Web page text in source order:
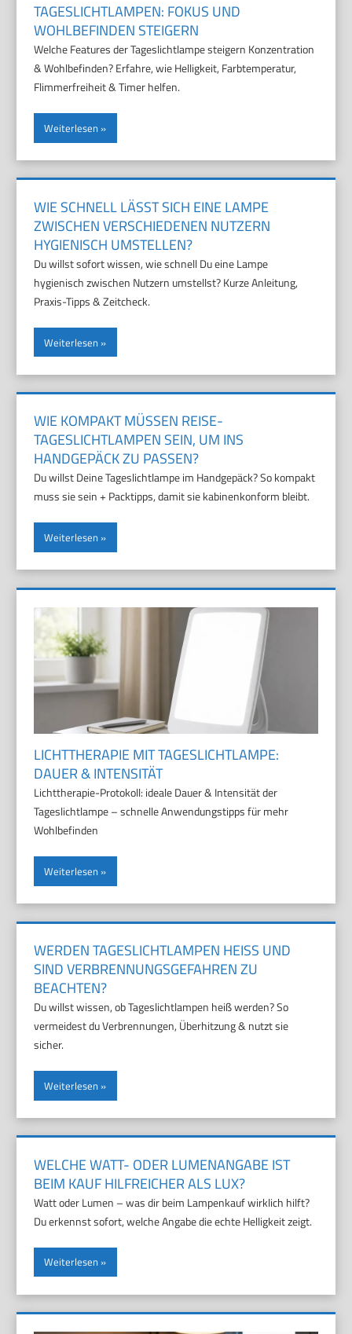
TAGESLICHTLAMPEN: FOKUS UND
WOHLBEFINDEN STEIGERN
Welche Features der Tageslichtlampe steigern Konzentration
& Wohlbefinden? Erfahre, wie Helligkeit, Farbtemperatur,
Flimmerfreiheit & Timer helfen.
Weiterlesen
WIE SCHNELL LÄSST SICH EINE LAMPE
ZWISCHEN VERSCHIEDENEN NUTZERN
HYGIENISCH UMSTELLEN?
Du willst sofort wissen, wie schnell Du eine Lampe
hygienisch zwischen Nutzern umstellst? Kurze Anleitung,
Praxis-Tipps & Zeitcheck.
Weiterlesen
WIE KOMPAKT MÜSSEN REISE-
TAGESLICHTLAMPEN SEIN, UM INS
HANDGEPÄCK ZU PASSEN?
Du willst Deine Tageslichtlampe im Handgepäck? So kompakt
muss sie sein + Packtipps, damit sie kabinenkonform bleibt.
Weiterlesen
LICHTTHERAPIE MIT TAGESLICHTLAMPE:
DAUER & INTENSITÄT
Lichttherapie-Protokoll: ideale Dauer & Intensität der
Tageslichtlampe – schnelle Anwendungstipps für mehr
Wohlbefinden
Weiterlesen
WERDEN TAGESLICHTLAMPEN HEISS UND S
IND VERBRENNUNGSGEFAHREN ZU B
EACHTEN?
Du willst wissen, ob Tageslichtlampen heiß werden? So
vermeidest du Verbrennungen, Überhitzung & nutzt sie
sicher.
Weiterlesen
WELCHE WATT- ODER LUMENANGABE IST
BEIM KAUF HILFREICHER ALS LUX?
Watt oder Lumen – was dir beim Lampenkauf wirklich hilft?
Du erkennst sofort, welche Angabe die echte Helligkeit zeigt.
Weiterlesen